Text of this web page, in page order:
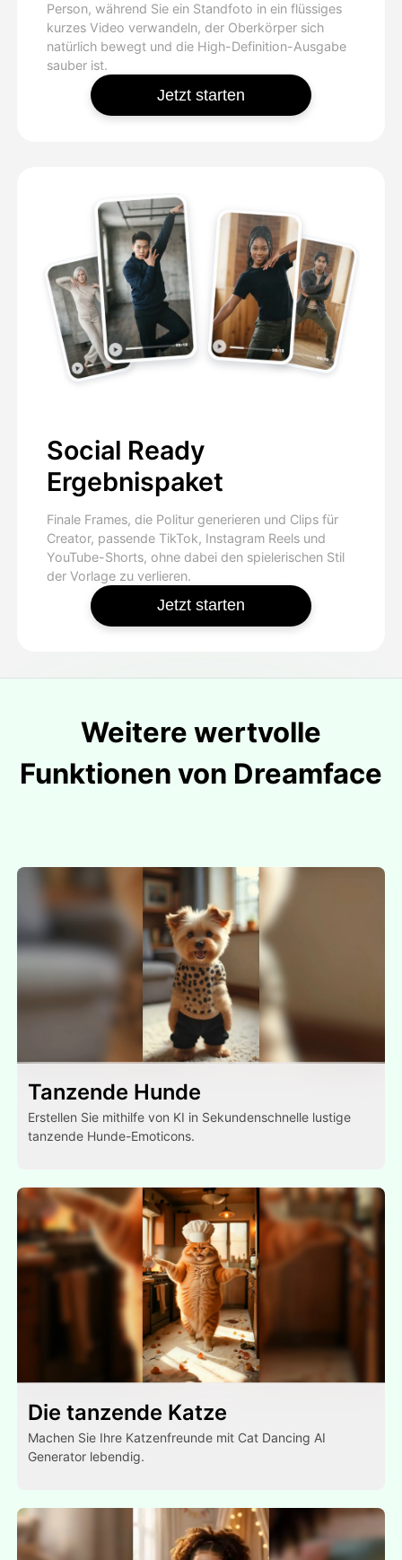
Person, während Sie ein Standfoto in ein flüssiges
kurzes Video verwandeln, der Oberkörper sich
natürlich bewegt und die High-Definition-Ausgabe
sauber ist.
Jetzt starten
Social Ready
Ergebnispaket
Finale Frames, die Politur generieren und Clips für
Creator, passende TikTok, Instagram Reels und
YouTube-Shorts, ohne dabei den spielerischen Stil
der Vorlage zu verlieren.
Jetzt starten
Weitere wertvolle
Funktionen von Dreamface
Tanzende Hunde
Erstellen Sie mithilfe von KI in Sekundenschnelle lustige
tanzende Hunde-Emoticons.
Die tanzende Katze
Machen Sie Ihre Katzenfreunde mit Cat Dancing AI
Generator lebendig.